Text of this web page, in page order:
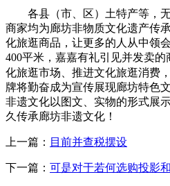
各县（市、区）土特产等，无
商家均为廊坊非物质文化遗产传
化旅逛商品，让更多的人从中领
400平米，嘉嘉有礼引见并发卖
化旅逛市场、推进文化旅逛消费，
牌将勤奋成为宣传展现廊坊特色
非遗文化以图文、实物的形式展
久传承廊坊非遗文化！
上一篇： 目前并查税摆设
下一篇： 可是对于若何选购投影